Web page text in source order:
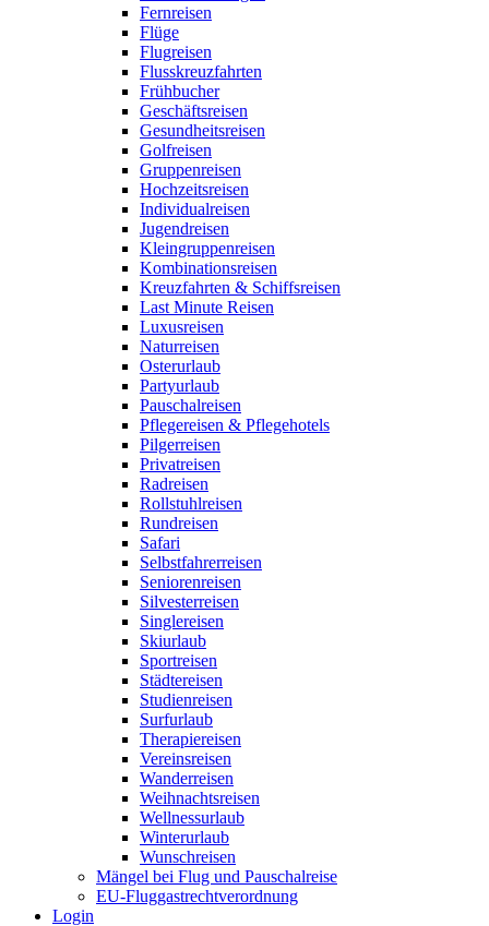
Fernreisen
Flüge
Flugreisen
Flusskreuzfahrten
Frühbucher
Geschäftsreisen
Gesundheitsreisen
Golfreisen
Gruppenreisen
Hochzeitsreisen
Individualreisen
Jugendreisen
Kleingruppenreisen
Kombinationsreisen
Kreuzfahrten & Schiffsreisen
Last Minute Reisen
Luxusreisen
Naturreisen
Osterurlaub
Partyurlaub
Pauschalreisen
Pflegereisen & Pflegehotels
Pilgerreisen
Privatreisen
Radreisen
Rollstuhlreisen
Rundreisen
Safari
Selbstfahrerreisen
Seniorenreisen
Silvesterreisen
Singlereisen
Skiurlaub
Sportreisen
Städtereisen
Studienreisen
Surfurlaub
Therapiereisen
Vereinsreisen
Wanderreisen
Weihnachtsreisen
Wellnessurlaub
Winterurlaub
Wunschreisen
Mängel bei Flug und Pauschalreise
EU-Fluggastrechtverordnung
Login